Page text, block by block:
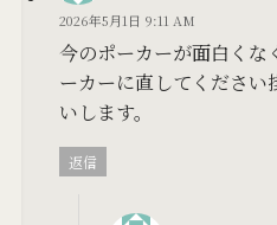
2026年5月1日 9:11 AM
今のポーカーが面白くな
ーカーに直してくださ
いします。
返信